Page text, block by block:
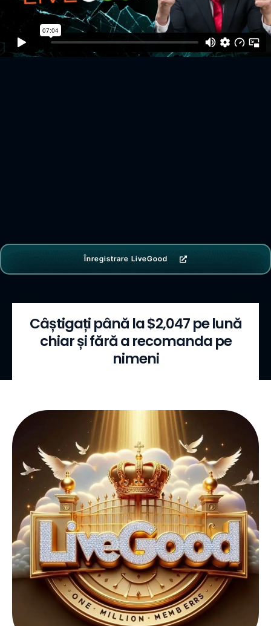
Înregistrare LiveGood
Câștigați până la $2,047 pe lună
chiar și fără a recomanda pe
nimeni